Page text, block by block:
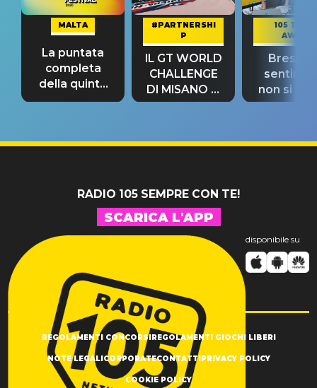
MALTA
La puntata
completa
della quinta
tappa
#PARTNERSHI
P
IL GT WORLD
CHALLENGE
DI MISANO si
riconferma
105 TAKE
AWAY
Bresh:
non si
fino alla
RADIO 105 SEMPRE CON TE!
SCARICA L'APP
disponibile su
REGOLAMENTI CONCORSI REGOLAMENTI GIOCHI LIBERI
NOTE LEGALI CORPORATECONTATTI PRIVACY POLICY
COOKIE POLICY